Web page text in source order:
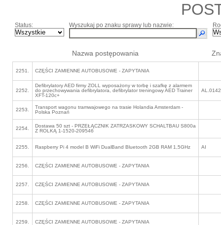
Status: Wyszukaj po znaku sprawy lub nazwie:
Nazwa postępowania
2251. CZĘŚCI ZAMIENNE AUTOBUSOWE - ZAPYTANIA
2252.
Defibrylatory AED firmy ZOLL wyposażony w torbę i szafkę z alarmem
do przechowywania defibrylatora, defibrylator treningowy AED Trainer
XFT-120c+
2253.
Transport wagonu tramwajowego na trasie Holandia Amsterdam -
Polska Poznań
2254.
Dostawa 50 szt - PRZEŁĄCZNIK ZATRZASKOWY SCHALTBAU S800a
Z ROLKĄ 1-1520-209546
2255. Raspberry Pi 4 model B WiFi DualBand Bluetooth 2GB RAM 1,5GHz AI
2256. CZĘŚCI ZAMIENNE AUTOBUSOWE - ZAPYTANIA
2257. CZĘŚCI ZAMIENNE AUTOBUSOWE - ZAPYTANIA
2258. CZĘŚCI ZAMIENNE AUTOBUSOWE - ZAPYTANIA
2259. CZĘŚCI ZAMIENNE AUTOBUSOWE - ZAPYTANIA